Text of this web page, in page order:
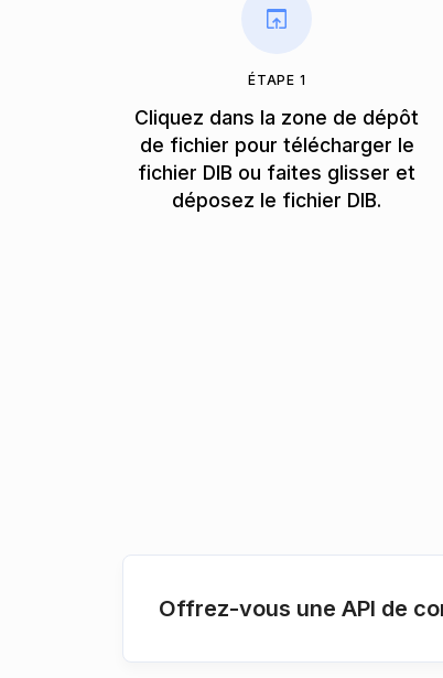
ÉTAPE 1
Cliquez dans la zone de dépôt
de fichier pour télécharger le
fichier DIB ou faites glisser et
déposez le fichier DIB.
Offrez-vous une API de